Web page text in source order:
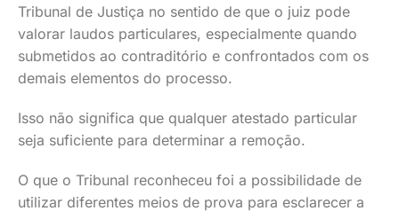
Tribunal de Justiça no sentido de que o juiz pode
valorar laudos particulares, especialmente quando
submetidos ao contraditório e confrontados com os
demais elementos do processo.
Isso não significa que qualquer atestado particular
seja suficiente para determinar a remoção.
O que o Tribunal reconheceu foi a possibilidade de
utilizar diferentes meios de prova para esclarecer a